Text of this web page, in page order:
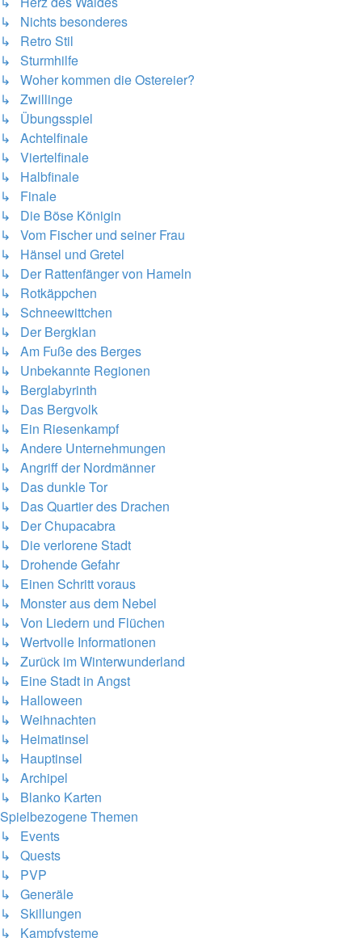
↳ Nichts besonderes
↳ Retro Stil
↳ Sturmhilfe
↳ Woher kommen die Ostereier?
↳ Zwillinge
↳ Übungsspiel
↳ Achtelfinale
↳ Viertelfinale
↳ Halbfinale
↳ Finale
↳ Die Böse Königin
↳ Vom Fischer und seiner Frau
↳ Hänsel und Gretel
↳ Der Rattenfänger von Hameln
↳ Rotkäppchen
↳ Schneewittchen
↳ Der Bergklan
↳ Am Fuße des Berges
↳ Unbekannte Regionen
↳ Berglabyrinth
↳ Das Bergvolk
↳ Ein Riesenkampf
↳ Andere Unternehmungen
↳ Angriff der Nordmänner
↳ Das dunkle Tor
↳ Das Quartier des Drachen
↳ Der Chupacabra
↳ Die verlorene Stadt
↳ Drohende Gefahr
↳ Einen Schritt voraus
↳ Monster aus dem Nebel
↳ Von Liedern und Flüchen
↳ Wertvolle Informationen
↳ Zurück im Winterwunderland
↳ Eine Stadt in Angst
↳ Halloween
↳ Weihnachten
↳ Heimatinsel
↳ Hauptinsel
↳ Archipel
↳ Blanko Karten
Spielbezogene Themen
↳ Events
↳ Quests
↳ PVP
↳ Generäle
↳ Skillungen
↳ Kampfysteme